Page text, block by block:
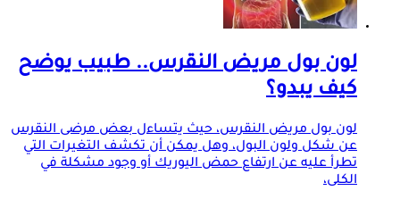
لون بول مريض النقرس.. طبيب يوضح
كيف يبدو؟
لون بول مريض النقرس، حيث يتساءل بعض مرضى النقرس
عن شكل ولون البول، وهل يمكن أن تكشف التغيرات التي
تطرأ عليه عن ارتفاع حمض اليوريك أو وجود مشكلة في
الكلى،